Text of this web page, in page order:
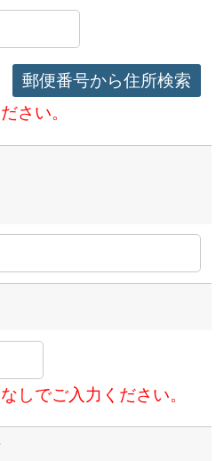
郵便番号から住所検索
さい。
しでご入力ください。